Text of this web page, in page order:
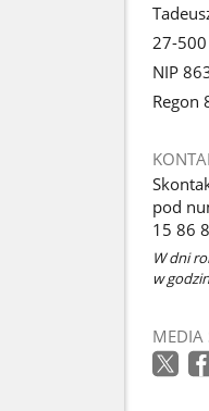
27-
NIP
Regon
pod
15 86
W dni
w
MEDIA